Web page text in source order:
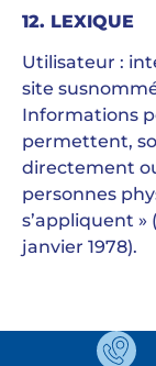
12. LEXIQUE
Utilisateur :
site
Informations
permettent,
directement
personnes
s’appliquent »
janvier 1978).